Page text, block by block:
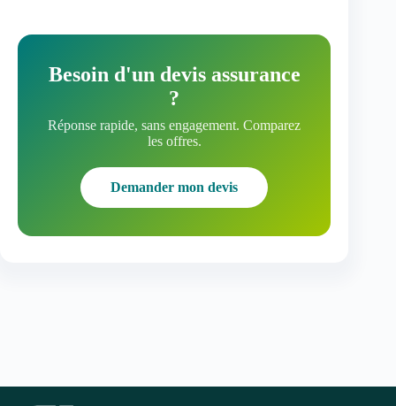
Besoin d'un devis assurance
?
Réponse rapide, sans engagement. Comparez
les offres.
Demander mon devis